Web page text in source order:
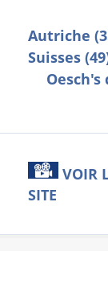
Autriche
Suisses
VOIR
SITE